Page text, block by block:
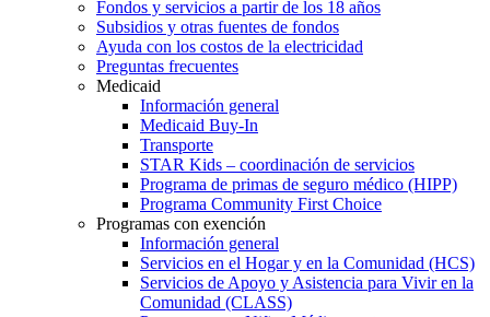
Fondos y servicios a partir de los 18 años
Subsidios y otras fuentes de fondos
Ayuda con los costos de la electricidad
Preguntas frecuentes
Medicaid
Información general
Medicaid Buy-In
Transporte
STAR Kids – coordinación de servicios
Programa de primas de seguro médico (HIPP)
Programa Community First Choice
Programas con exención
Información general
Servicios en el Hogar y en la Comunidad (HCS)
Servicios de Apoyo y Asistencia para Vivir en la
Comunidad (CLASS)